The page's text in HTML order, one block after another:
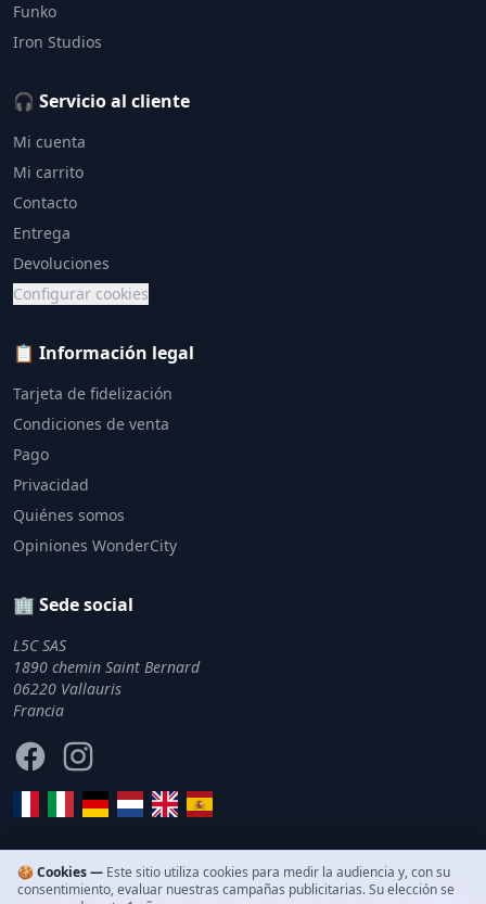
Funko
Iron Studios
🎧 Servicio al cliente
Mi cuenta
Mi carrito
Contacto
Entrega
Devoluciones
Configurar cookies
📋 Información legal
Tarjeta de fidelización
Condiciones de venta
Pago
Privacidad
Quiénes somos
Opiniones WonderCity
🏢 Sede social
L5C SAS
1890 chemin Saint Bernard
06220 Vallauris
Francia
FacebookInstagram
© 2011–2026 WonderCity. Todos los derechos reservados.
🍪 Cookies — Este sitio utiliza cookies para medir la audiencia y, con su
consentimiento, evaluar nuestras campañas publicitarias. Su elección se